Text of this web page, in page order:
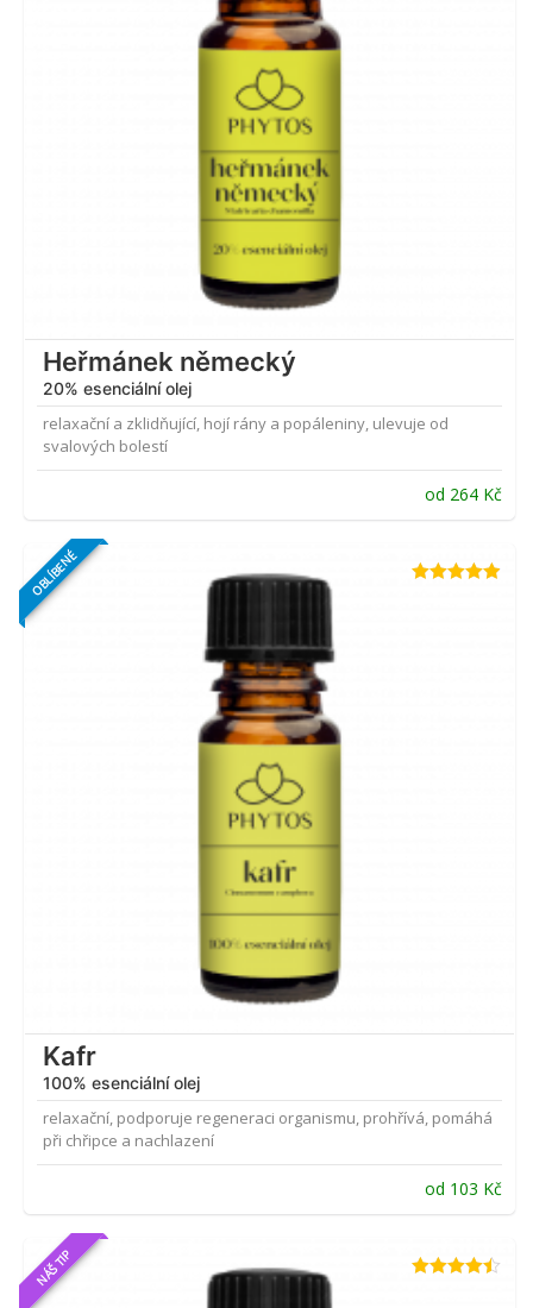
Heřmánek německý
20% esenciální olej
relaxační a zklidňující, hojí rány a popáleniny, ulevuje od
svalových bolestí
od 264 Kč
OBLÍBENÉ
Kafr
100% esenciální olej
relaxační, podporuje regeneraci organismu, prohřívá, pomáhá
při chřipce a nachlazení
od 103 Kč
NÁŠ TIP